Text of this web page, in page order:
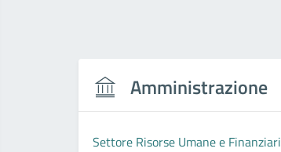
Amministrazione
Settore Risorse Umane e